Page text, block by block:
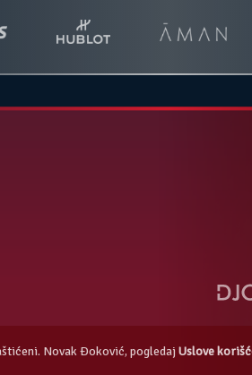
Novak Đoković, pogledaj Uslove